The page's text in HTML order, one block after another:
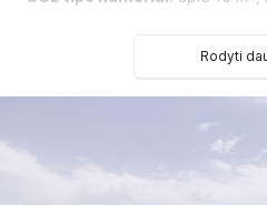
svetainė su dvigule sofa
Patalynės keitimas: pagal
Oro kondicionierius
Rodyti